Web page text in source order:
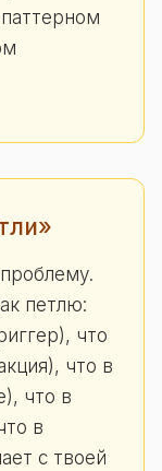
петлю:
что
что в
что в
в
с твоей